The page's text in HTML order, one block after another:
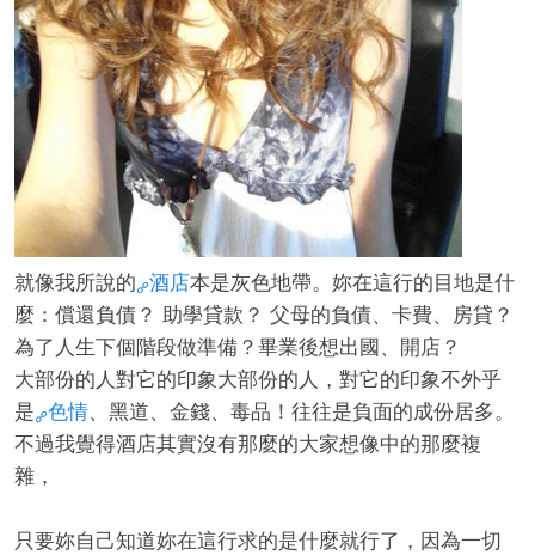
經
紀
就像我所說的 酒店本是灰色地帶。妳在這行的目地是什
麼：償還負債？ 助學貸款？ 父母的負債、卡費、房貸？
為了人生下個階段做準備？畢業後想出國、開店？
大部份的人對它的印象大部份的人，對它的印象不外乎
是
色情、黑道、金錢、毒品！往往是負面的成份居多。
不過我覺得酒店其實沒有那麼的大家想像中的那麼複
雜，
只要妳自己知道妳在這行求的是什麼就行了，因為一切